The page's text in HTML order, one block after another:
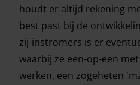
houdt er altijd rekening
best past bij de
zij-instromers is er
waarbij ze een-op-een
werken, een zogeheten